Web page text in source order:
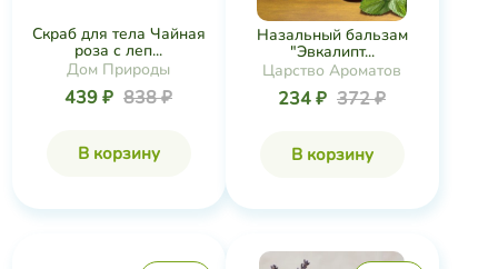
Скраб для тела Чайная
роза с леп...
Дом Природы
439 ₽ 838 ₽
В корзину
Назальный бальзам
"Эвкалипт...
Царство Ароматов
234 ₽ 372 ₽
В корзину